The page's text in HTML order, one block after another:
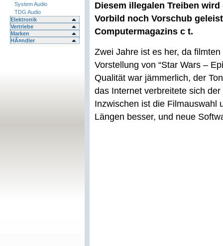
System Audio
TDG Audio
Elektronik
Vertriebe
Marken
HÃ¤ndler
Diesem illegalen Treiben
Vorbild noch Vorschub
Computermagazins c t.
Zwei Jahre ist es her, da
Vorstellung von “Star Wars –
Qualität war jämmerlich, der
das Internet verbreitete sich
Inzwischen ist die Filmauswahl
Längen besser, und neue